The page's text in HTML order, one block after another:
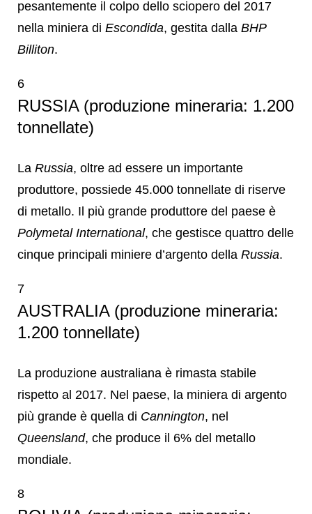
pesantemente il colpo dello sciopero del 2017
nella miniera di Escondida, gestita dalla BHP
Billiton.
6
RUSSIA (produzione mineraria: 1.200
tonnellate)
La Russia, oltre ad essere un importante
produttore, possiede 45.000 tonnellate di riserve
di metallo. Il più grande produttore del paese è
Polymetal International, che gestisce quattro delle
cinque principali miniere d’argento della Russia.
7
AUSTRALIA (produzione mineraria:
1.200 tonnellate)
La produzione australiana è rimasta stabile
rispetto al 2017. Nel paese, la miniera di argento
più grande è quella di Cannington, nel
Queensland, che produce il 6% del metallo
mondiale.
8